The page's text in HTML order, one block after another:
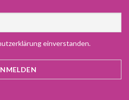
einverstanden.